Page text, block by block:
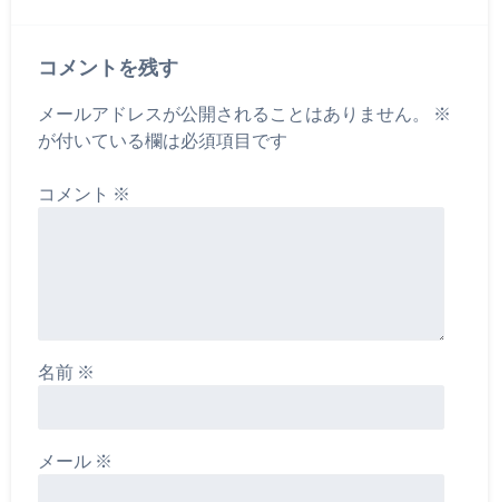
コメントを残す
メールアドレスが公開されることはありません。
※
が付いている欄は必須項目です
コメント ※
名前 ※
メール ※